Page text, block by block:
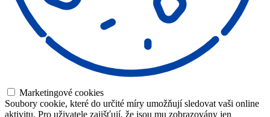
Marketingové cookies
Soubory cookie, které do určité míry umožňují sledovat vaši online
aktivitu. Pro uživatele zajišťují, že jsou mu zobrazovány jen